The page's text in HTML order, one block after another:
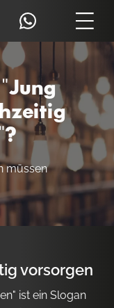
müssen
vorsorgen
ist ein Slogan